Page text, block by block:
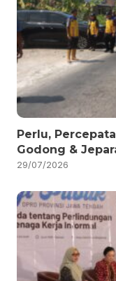
Perlu,
Godong &
29/07/2026